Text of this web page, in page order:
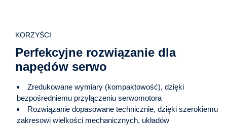
KORZYŚCI
Perfekcyjne rozwiązanie dla
napędów serwo
Zredukowane wymiary (kompaktowość), dzięki
bezpośredniemu przyłączeniu serwomotora
Rozwiązanie dopasowane technicznie, dzięki szerokiemu
zakresowi wielkości mechanicznych, układów